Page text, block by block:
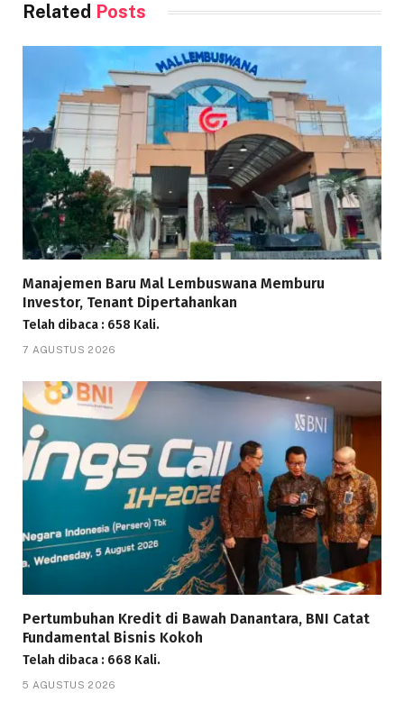
Related Posts
Manajemen Baru Mal Lembuswana Memburu
Investor, Tenant Dipertahankan
Telah dibaca : 658 Kali.
7 AGUSTUS 2026
Pertumbuhan Kredit di Bawah Danantara, BNI Catat
Fundamental Bisnis Kokoh
Telah dibaca : 668 Kali.
5 AGUSTUS 2026